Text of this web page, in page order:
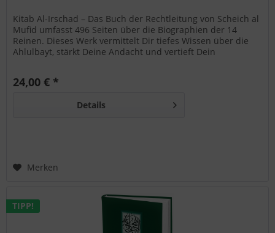
Kitab Al-Irschad – Das Buch der Rechtleitung von Scheich al
Mufid umfasst 496 Seiten über die Biographien der 14
Reinen. Dieses Werk vermittelt Dir tiefes Wissen über die
Ahlulbayt, stärkt Deine Andacht und vertieft Dein
24,00 € *
Details
Merken
TIPP!